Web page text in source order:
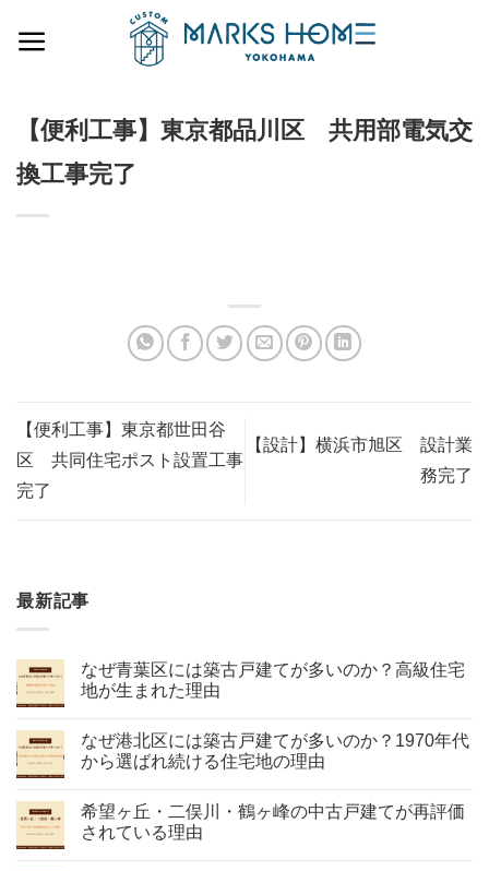
【便利工事】東京都品川区 共用部電気交
換工事完了
【便利工事】東京都世田谷
区 共同住宅ポスト設置工事
完了
【設計】横浜市旭区 設計業
務完了
最新記事
なぜ青葉区には築古戸建てが多いのか？高級住宅
地が生まれた理由
なぜ港北区には築古戸建てが多いのか？1970年代
から選ばれ続ける住宅地の理由
希望ヶ丘・二俣川・鶴ヶ峰の中古戸建てが再評価
されている理由